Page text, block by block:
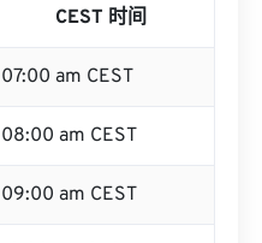
CEST 时间
07:00 am CEST
08:00 am CEST
09:00 am CEST